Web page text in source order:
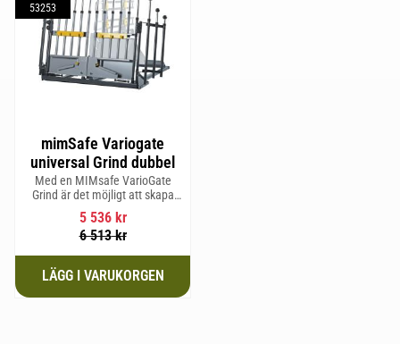
mimSafe Variogate
universal Grind dubbel
Med en MIMsafe VarioGate
Grind är det möjligt att skapa
ett inhägnat område i hela
bagageutrymmet som kan
användas för transport av
hundar eller last
5 536kr
6 513kr
53253